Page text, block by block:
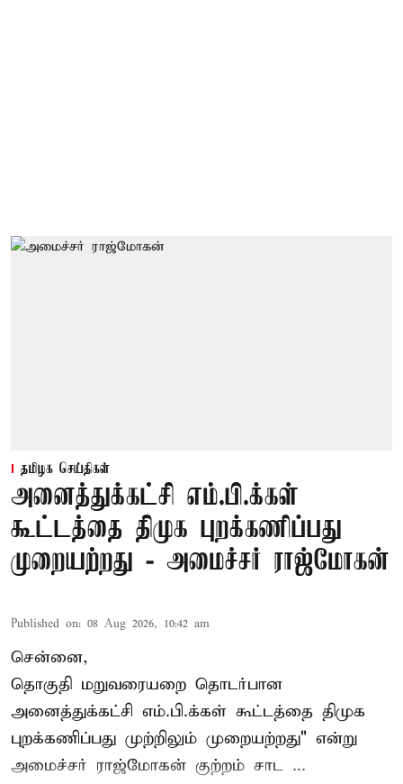
தமிழக செய்திகள்
அனைத்துக்கட்சி எம்.பி.க்கள்
கூட்டத்தை திமுக புறக்கணிப்பது
முறையற்றது - அமைச்சர் ராஜ்மோகன்
Published on: 08 Aug 2026, 10:42 am
சென்னை,
தொகுதி மறுவரையறை தொடர்பான
அனைத்துக்கட்சி எம்.பி.க்கள் கூட்டத்தை திமுக
புறக்கணிப்பது முற்றிலும் முறையற்றது" என்று
அமைச்சர் ராஜ்மோகன் குற்றம் சாட ...